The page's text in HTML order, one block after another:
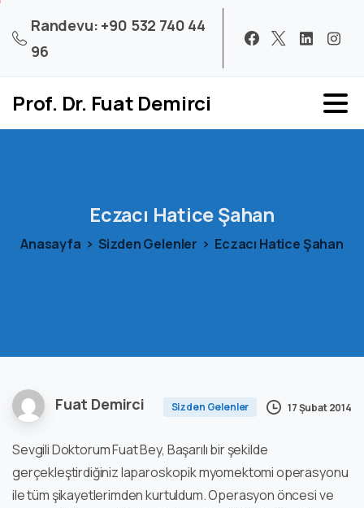
Randevu: +90 532 740 44
96
Prof. Dr. Fuat Demirci
Eczacı HaticeŞahan
Anasayfa Sizden Gelenler Eczacı Hatice Şahan
Fuat Demirci Sizden Gelenler 17 Şubat 2014
Sevgili Doktorum Fuat Bey, Başarılı bir şekilde
gerçekleştirdiğiniz laparoskopik myomektomi operasyonu
ile tüm şikayetlerimden kurtuldum. Operasyon öncesi ve